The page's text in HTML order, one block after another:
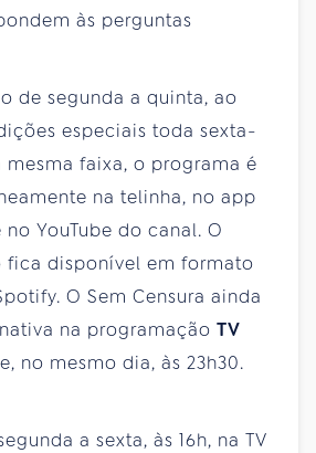
às perguntas
de segunda a quinta, ao
especiais toda sexta-
mesma faixa, o programa é
na telinha, no app
no YouTube do canal. O
disponível em formato
O Sem Censura ainda
na programação TV
no mesmo dia, às 23h30.
a sexta, às 16h, na TV